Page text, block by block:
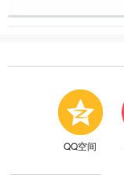
QQ空间